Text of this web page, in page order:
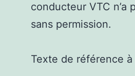
conducteur VTC n’a
sans permission.
Texte de référence